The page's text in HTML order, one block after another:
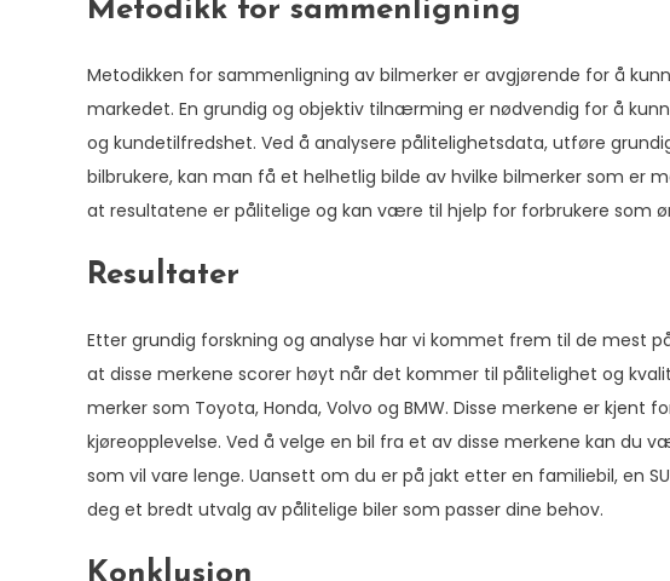
Metodikk for sammenligning
Metodikken for sammenligning av bilmerker er avgjørende for å
markedet. En grundig og objektiv tilnærming er nødvendig for å
og kundetilfredshet. Ved å analysere pålitelighetsdata, utføre
bilbrukere, kan man få et helhetlig bilde av hvilke bilmerker som er
at resultatene er pålitelige og kan være til hjelp for forbrukere som
Resultater
Etter grundig forskning og analyse har vi kommet frem til de mest
at disse merkene scorer høyt når det kommer til pålitelighet og
merker som Toyota, Honda, Volvo og BMW. Disse merkene er kjent
kjøreopplevelse. Ved å velge en bil fra et av disse merkene kan du
som vil vare lenge. Uansett om du er på jakt etter en familiebil, en
deg et bredt utvalg av pålitelige biler som passer dine behov.
Konklusjon